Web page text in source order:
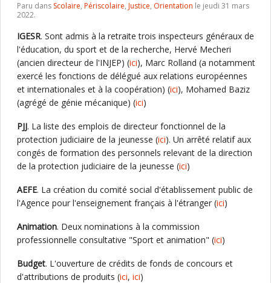
Paru dans Scolaire, Périscolaire, Justice, Orientation le jeudi 31 mars
2022.
IGESR. Sont admis à la retraite trois inspecteurs généraux de
l'éducation, du sport et de la recherche, Hervé Mecheri
(ancien directeur de l'INJEP) (ici), Marc Rolland (a notamment
exercé les fonctions de délégué aux relations européennes
et internationales et à la coopération) (ici), Mohamed Baziz
(agrégé de génie mécanique) (ici)
PJJ. La liste des emplois de directeur fonctionnel de la
protection judiciaire de la jeunesse (ici). Un arrêté relatif aux
congés de formation des personnels relevant de la direction
de la protection judiciaire de la jeunesse (ici)
AEFE. La création du comité social d'établissement public de
l'Agence pour l'enseignement français à l'étranger (ici)
Animation. Deux nominations à la commission
professionnelle consultative "Sport et animation" (ici)
Budget. L'ouverture de crédits de fonds de concours et
d'attributions de produits (ici, ici)